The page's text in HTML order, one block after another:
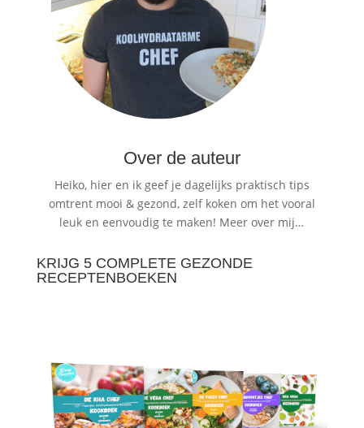
Over de auteur
Heiko, hier en ik geef je dagelijks praktisch tips
omtrent mooi & gezond, zelf koken om het vooral
leuk en eenvoudig te maken! Meer over mij…
KRIJG 5 COMPLETE GEZONDE
RECEPTENBOEKEN